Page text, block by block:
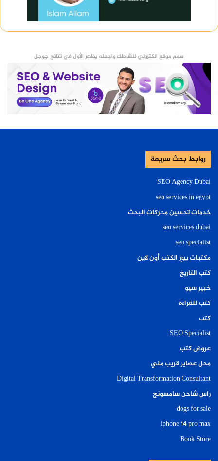
صمم موقع الكتروني لنشاطك واجعله يظهر الأول في نتائج جوجل
روابط بحث سريعة
SEO Agency Dubai
seo services in egypt
خدمات تحسين محركات البحث
seo services dubai
seo specialist
مكتبات بيع الكتب أون لاين
كتب التاريخ
خبير سيو
كتب للقراءة
كتب
SEO Specialist
عروض كتب
محل عصاير قريب مني
Digital Transformation Consultant
راس شاحن سامسونج
dogs for sale
iphone 14 pro max
Book Store